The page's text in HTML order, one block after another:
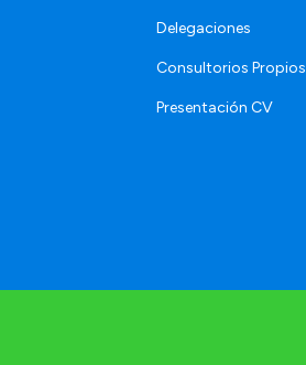
Delegaciones
Consultorios Propios
Presentación CV